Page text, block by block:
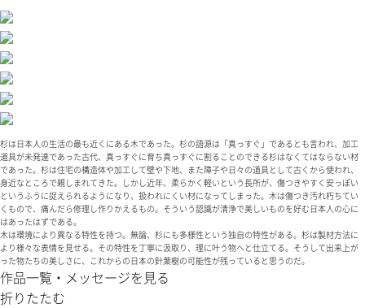
杉は日本人の生活の最も近くにある木であった。杉の語源は「真っすぐ」であるとも言われ、加工
道具が未発達であった古代、真っすぐに育ち真っすぐに割ることのできる杉はなくてはならない材
であった。杉は住宅の構造体や加工して壁や下地、また障子や日々の道具として古くから使われ、
身近なところで親しまれてきた。しかし近年、柔らかく軽いという長所が、傷つきやすく安っぽい
というふうに捉えられるようになり、扱われにくい材になってしまった。木は傷つき汚れ朽ちてい
くもので、痛んだら修理し作りかえるもの。そういう認識が清浄で美しいものを好む日本人の心に
はあったはずである。
木は環境により異なる特性を持つ。無論、杉にも多様性という独自の特性がある。杉は製材方法に
より様々な表情を見せる。その特性を丁寧に汲取り、理に叶う物へと仕立てる。そうして出来上が
った物たちの美しさに、これからの日本の針葉樹の可能性が残っていると思うのだ。
作品一覧・メッセージを見る
折りたたむ